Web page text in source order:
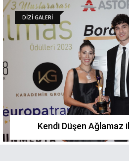
DİZİ GALERİ
Kendi Düşen Ağlamaz